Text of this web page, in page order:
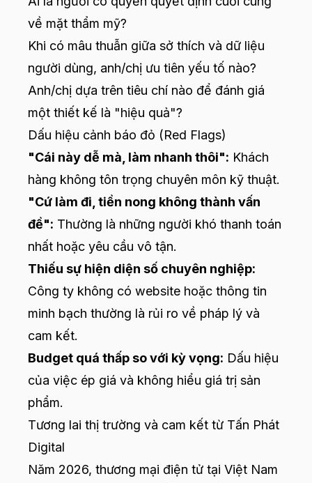
về mặt thẩm mỹ?
Khi có mâu thuẫn giữa sở thích và dữ liệu
người dùng, anh/chị ưu tiên yếu tố nào?
Anh/chị dựa trên tiêu chí nào để đánh giá
một thiết kế là "hiệu quả"?
Dấu hiệu cảnh báo đỏ (Red Flags)
"Cái này dễ mà, làm nhanh thôi": Khách
hàng không tôn trọng chuyên môn kỹ thuật.
"Cứ làm đi, tiền nong không thành vấn
đề": Thường là những người khó thanh toán
nhất hoặc yêu cầu vô tận.
Thiếu sự hiện diện số chuyên nghiệp:
Công ty không có website hoặc thông tin
minh bạch thường là rủi ro về pháp lý và
cam kết.
Budget quá thấp so với kỳ vọng: Dấu hiệu
của việc ép giá và không hiểu giá trị sản
phẩm.
Tương lai thị trường và cam kết từ Tấn Phát
Digital
Năm 2026, thương mại điện tử tại Việt Nam